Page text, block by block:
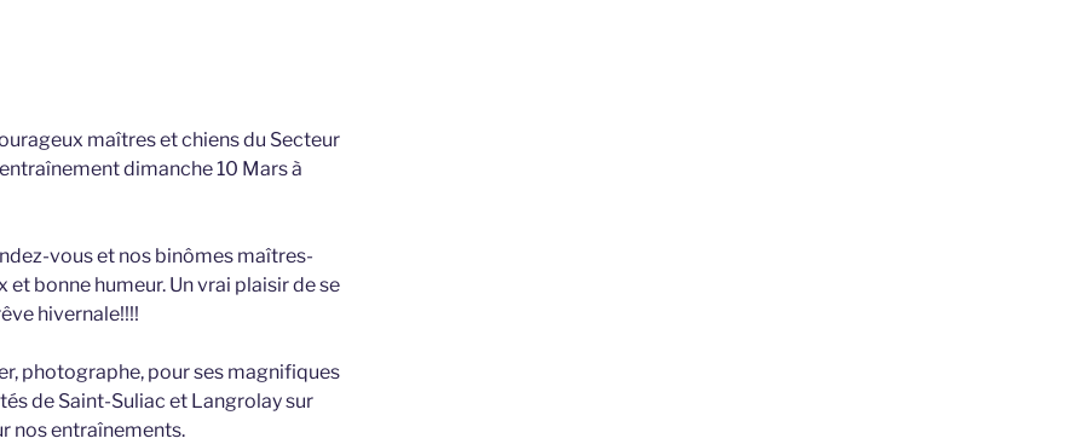
maîtres et chiens du Secteur
dimanche 10 Mars à
vous et nos binômes maîtres-
bonne humeur. Un vrai plaisir de se
hivernale!!!!
photographe, pour ses magnifiques
de Saint-Suliac et Langrolay sur
nos entraînements.